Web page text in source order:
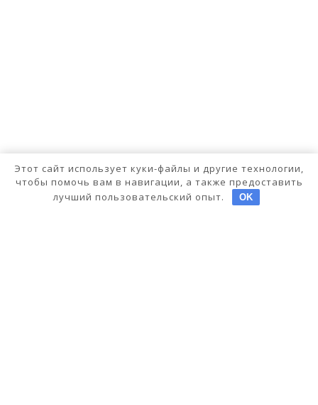
Этот сайт использует куки-файлы и другие технологии,
чтобы помочь вам в навигации, а также предоставить
лучший пользовательский опыт.
OK